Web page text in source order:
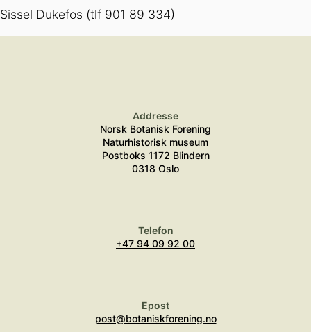
Sissel Dukefos (tlf 901 89 334)
Addresse
Norsk Botanisk Forening
Naturhistorisk museum
Postboks 1172 Blindern
0318 Oslo
Telefon
+47 94 09 92 00
Epost
post@botaniskforening.no